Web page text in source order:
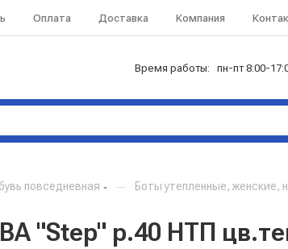
Оплата Доставка Компания
Время работы: пн-пт 8:00-
повседневная — Боты утепленные,
"Step" р.40 НТП